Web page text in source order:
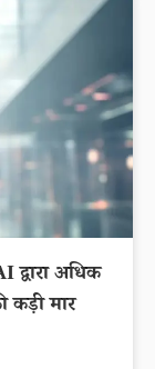
अधिक
कड़ी मार